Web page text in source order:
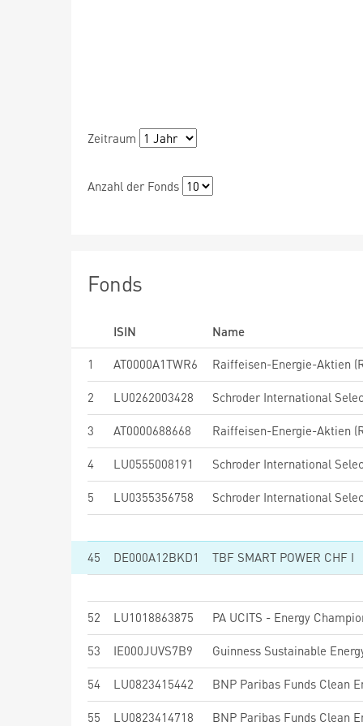
Zeitraum
Anzahl der Fonds
Fonds
ISIN
Name
1
AT0000A1TWR6 Raiffeisen-Energie-Aktien
2 LU0262003428
3 AT0000688668 Raiffeisen-Energie-Aktien
4 LU0555008191
5 LU0355356758
45 DE000A12BKD1 TBF SMART POWER CHF I
52 LU1018863875 PA UCITS - Energy
53 IE000JUVS7B9 Guinness Sustainable
54 LU0823415442
55 LU0823414718